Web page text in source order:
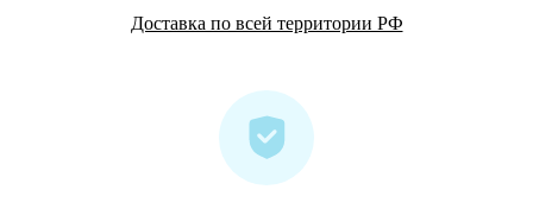
Доставка по всей территории РФ